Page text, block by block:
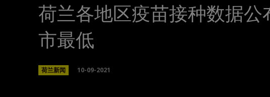
荷兰各地区疫苗接种数据
市最低
荷兰新闻 10-09-2021